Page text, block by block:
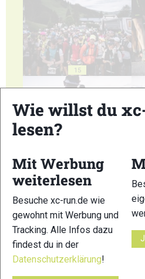
15
Wie willst du
lesen?
Mit Werbung
weiterlesen
Besuche xc-run.de wie
gewohnt mit Werbung und
Tracking. Alle Infos dazu
findest du in der
Datenschutzerklärung!